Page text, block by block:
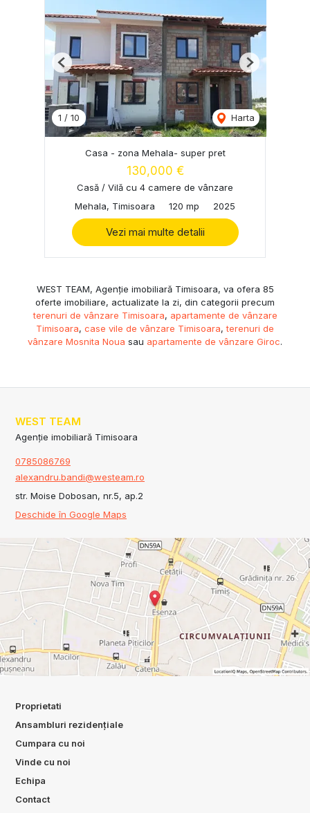
1 / 10 Harta
Previous Next
Casa - zona Mehala- super pret
130,000 €
Casă / Vilă cu 4 camere de vânzare
Mehala, Timisoara
120 mp 2025
Vezi mai multe detalii
WEST TEAM, Agenție imobiliară Timisoara, va ofera 85
oferte imobiliare, actualizate la zi, din categorii precum
terenuri de vânzare Timisoara, apartamente de vânzare
Timisoara, case vile de vânzare Timisoara,terenuri de
vânzare Mosnita Noua sau apartamente de vânzare Giroc.
WEST TEAM
Agenție imobiliară Timisoara
0785086769
alexandru.bandi@westeam.ro
str. Moise Dobosan, nr.5, ap.2
Deschide în Google Maps
Proprietati
Ansambluri rezidențiale
Cumpara cu noi
Vinde cu noi
Echipa
Contact